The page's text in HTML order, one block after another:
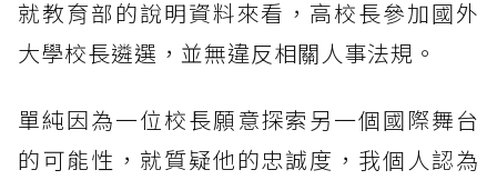
就教育部的說明資料來看，高校長參加國外
大學校長遴選，並無違反相關人事法規。
單純因為一位校長願意探索另一個國際舞台
的可能性，就質疑他的忠誠度，我個人認為